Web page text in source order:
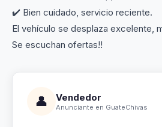
✔️ Bien cuidado, servicio reciente.
El vehículo se desplaza excelente,
Se escuchan ofertas!!
👤 Vendedor
Anunciante en GuateChivas